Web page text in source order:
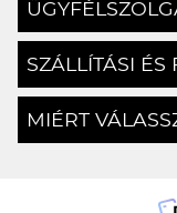
SZÁLLÍTÁSI
MIÉRT